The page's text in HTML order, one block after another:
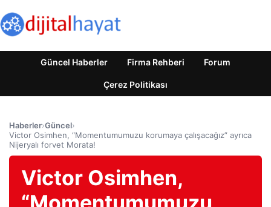
Güncel Haberler Firma Rehberi Forum
Çerez Politikası
Haberler›Güncel›
Victor Osimhen, “Momentumumuzu korumaya çalışacağız” ayrıca
Nijeryalı forvet Morata!
Victor Osimhen,